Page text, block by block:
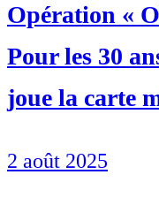
Opération «
Pour les 30
joue la carte
2 août 2025